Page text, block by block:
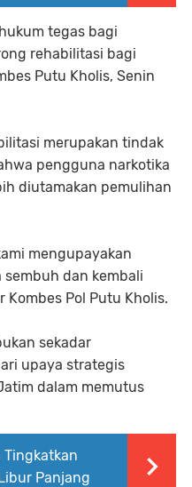
tegas bagi
rehabilitasi bagi
Putu Kholis, Senin
merupakan tindak
pengguna narkotika
diutamakan pemulihan
mengupayakan
dan kembali
Kombes Pol Putu Kholis.
sekadar
upaya strategis
dalam memutus
Tingkatkan
Panjang